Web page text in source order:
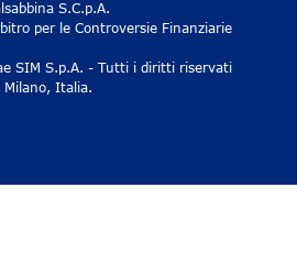
S.C.p.A.
per le Controversie Finanziarie
SIM S.p.A. - Tutti i diritti riservati
Milano, Italia.